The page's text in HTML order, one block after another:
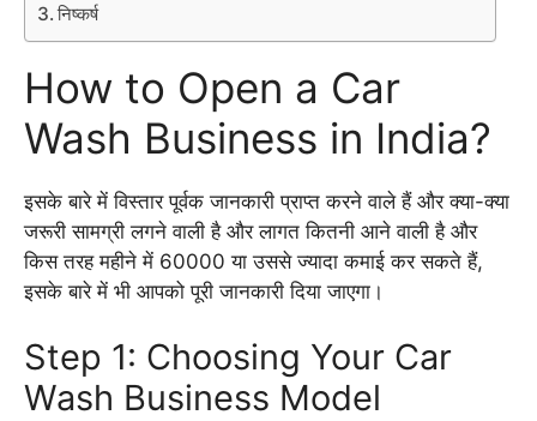
निष्कर्ष
How to Open a Car
Wash Business in India?
इसके बारे में विस्तार पूर्वक जानकारी प्राप्त करने वाले हैं और क्या-क्या
जरूरी सामग्री लगने वाली है और लागत कितनी आने वाली है और
किस तरह महीने में 60000 या उससे ज्यादा कमाई कर सकते हैं,
इसके बारे में भी आपको पूरी जानकारी दिया जाएगा।
Step 1: Choosing Your Car
Wash Business Model